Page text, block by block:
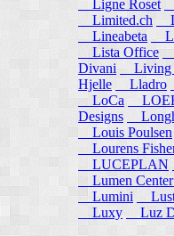
Ligne Roset
Limited.ch
Lineabeta
Lista Office
Divani
Living
Hjelle
Lladro
LoCa
Designs
Louis Poulsen
Lourens
LUCEPLAN
Lumen
Lumini
Luxy
Luz